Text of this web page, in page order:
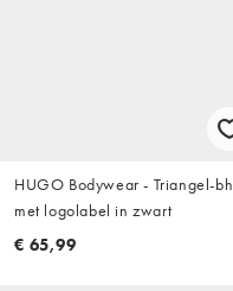
HUGO Bodywear - Triangel-bh
met logolabel in zwart
€ 65,99